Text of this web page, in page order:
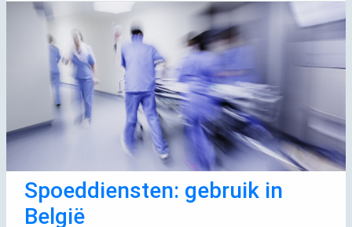
Spoeddiensten: gebruik in
België